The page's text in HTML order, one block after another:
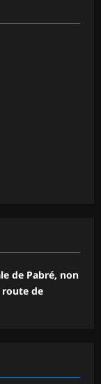
de Pabré, non
de